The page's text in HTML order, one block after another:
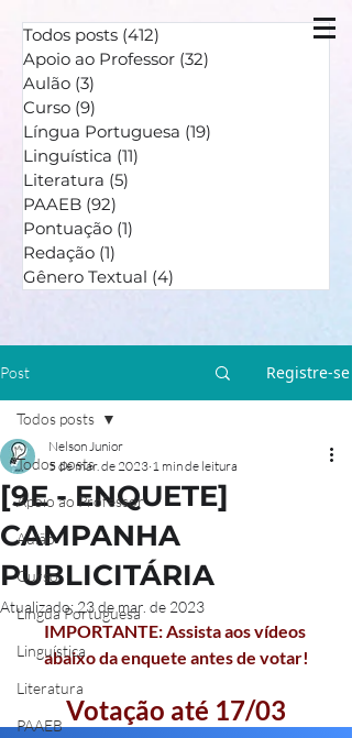
Todos posts (412)
Apoio ao Professor (32)
Aulão (3)
Curso (9)
Língua Portuguesa (19)
Linguística (11)
Literatura (5)
PAAEB (92)
Pontuação (1)
Redação (1)
Gênero Textual (4)
Post Registre-se
Todos posts
Apoio ao Professor
Aulão
Curso
Língua Portuguesa
Linguística
Literatura
PAAEB
Todos posts
[9E - ENQUETE]
CAMPANHA
PUBLICITÁRIA
Nelson Junior
5 de mar. de 2023 1 min de leitura
Atualizado: 23 de mar. de 2023
IMPORTANTE: Assista aos vídeos
abaixo da enquete antes de votar!
Votação até 17/03